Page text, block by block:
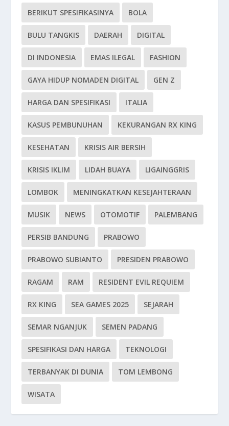
BERIKUT SPESIFIKASINYA BOLA
BULU TANGKIS DAERAH DIGITAL
DI INDONESIA EMAS ILEGAL FASHION
GAYA HIDUP NOMADEN DIGITAL GEN Z
HARGA DAN SPESIFIKASI ITALIA
KASUS PEMBUNUHAN KEKURANGAN RX KING
KESEHATAN KRISIS AIR BERSIH
KRISIS IKLIM LIDAH BUAYA LIGAINGGRIS
LOMBOK MENINGKATKAN KESEJAHTERAAN
MUSIK NEWS OTOMOTIF PALEMBANG
PERSIB BANDUNG PRABOWO
PRABOWO SUBIANTO PRESIDEN PRABOWO
RAGAM RAM RESIDENT EVIL REQUIEM
RX KING SEA GAMES 2025 SEJARAH
SEMAR NGANJUK SEMEN PADANG
SPESIFIKASI DAN HARGA TEKNOLOGI
TERBANYAK DI DUNIA TOM LEMBONG
WISATA